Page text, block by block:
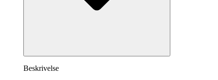
Beskrivelse